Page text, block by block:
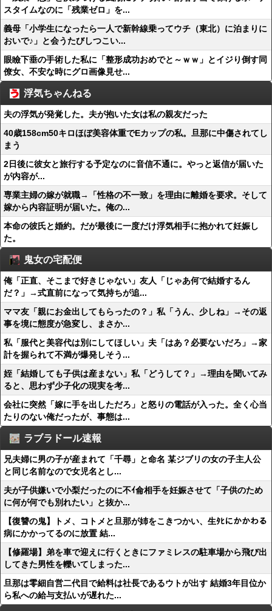
スタイムなのに「残業ゼロ」を...
義母「小学生になったら一人で新幹線乗ってウチ（東北）に泊まりに
おいで♪」と会うたびしつこい...
眼瞼下垂の手術した私に「整形成功おめでと～ｗｗ」とイジり倒す同
僚女、不安な時にグロ画像見せ...
浮気ちゃんねる
夫の浮気が発覚した。夫が抱いた女は私の親友だった
40歳158cm50キロほぼ美容体重でEカップの私。旦那に中傷されてし
まう
2日後に彼女と旅行する予定なのに音信不通に。やっと返信が届いた
が内容が...
専業主婦の嫁が就職→「性格の不一致」を理由に離婚を要求。そして
嫁から内容証明が届いた。俺の...
本命の彼氏と婚約。だが最後に一度だけ浮気相手に抱かれて妊娠し
た。
鬼女の宅配便
俺「正直、そこまで好きじゃない」友人「じゃあ何で結婚するん
だ？」→式直前になって気持ちが追...
ママ友「親にお金出してもらったの？」私「うん、少しね」→その返
事を境に態度が急変し、まさか...
私「服代と美容代は別にしてほしい」夫「はあ？必要ないだろ」→家
計を握られて不満が爆発しそう...
姪「結婚しても子供は産まない」私「どうして？」→理由を聞いてみ
ると、思わず少子化の現実を考...
会社に突然「嫁に手を出しただろ」と怒りの電話が入った。全く心当
たりのない俺だったが、事態は...
ラブラドール速報
兄夫婦に男の子が産まれて「千尋」と命名 某ジブリの女の子主人公
と同じ名前なので女児名とし...
夫が子供嫌いで小梨だったのに不ｲ侖相手を妊娠させて「子供のため
に何が何でも別れたい」と抜か...
【復讐の鬼】トメ、コトメと旦那が姉をこきつかい、生ﾀﾋにかかわる
病にかかってるのに放置 結...
【修羅場】弟を車で迎えに行くときにファミレスの駐車場から飛び出
してきた男性を轢いてしまった...
旦那は零細自営二代目で給料は社長であるウトが出す 結婚3年目位か
ら私への給与支払いが遅れた...